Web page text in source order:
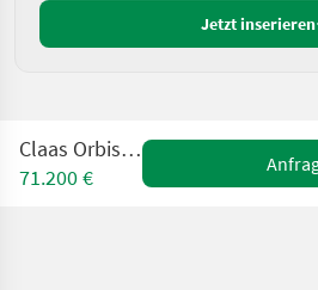
Jetzt inserieren
Claas Orbis 750 AC
71.200 €